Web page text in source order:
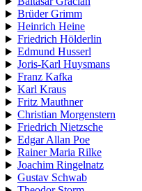
Brüder Grimm
Heinrich Heine
Friedrich Hölderlin
Edmund Husserl
Joris-Karl Huysmans
Franz Kafka
Karl Kraus
Fritz Mauthner
Christian Morgenstern
Friedrich Nietzsche
Edgar Allan Poe
Rainer Maria Rilke
Joachim Ringelnatz
Gustav Schwab